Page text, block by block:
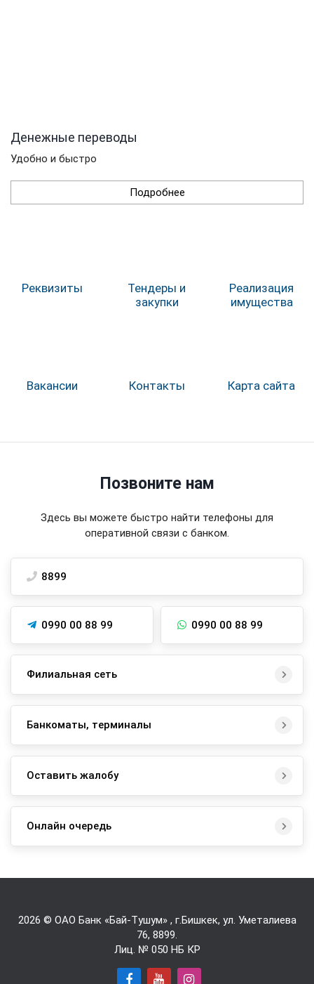
Денежные переводы
Удобно и быстро
Подробнее
Реквизиты
Тендеры и
закупки
Реализация
имущества
Вакансии Контакты Карта сайта
Позвоните нам
Здесь вы можете быстро найти телефоны для
оперативной связи с банком.
8899
0990 00 88 99 0990 00 88 99
Филиальная сеть
Банкоматы, терминалы
Оставить жалобу
Онлайн очередь
2026 © ОАО Банк «Бай-Tушум» , г.Бишкек, ул. Уметалиева
76, 8899.
Лиц. № 050 НБ КР